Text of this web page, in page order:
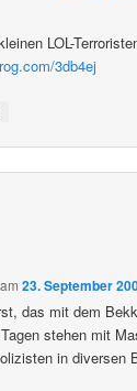
LOL-
3db4ej
am23. September
das mit dem
stehen mit
in diversen